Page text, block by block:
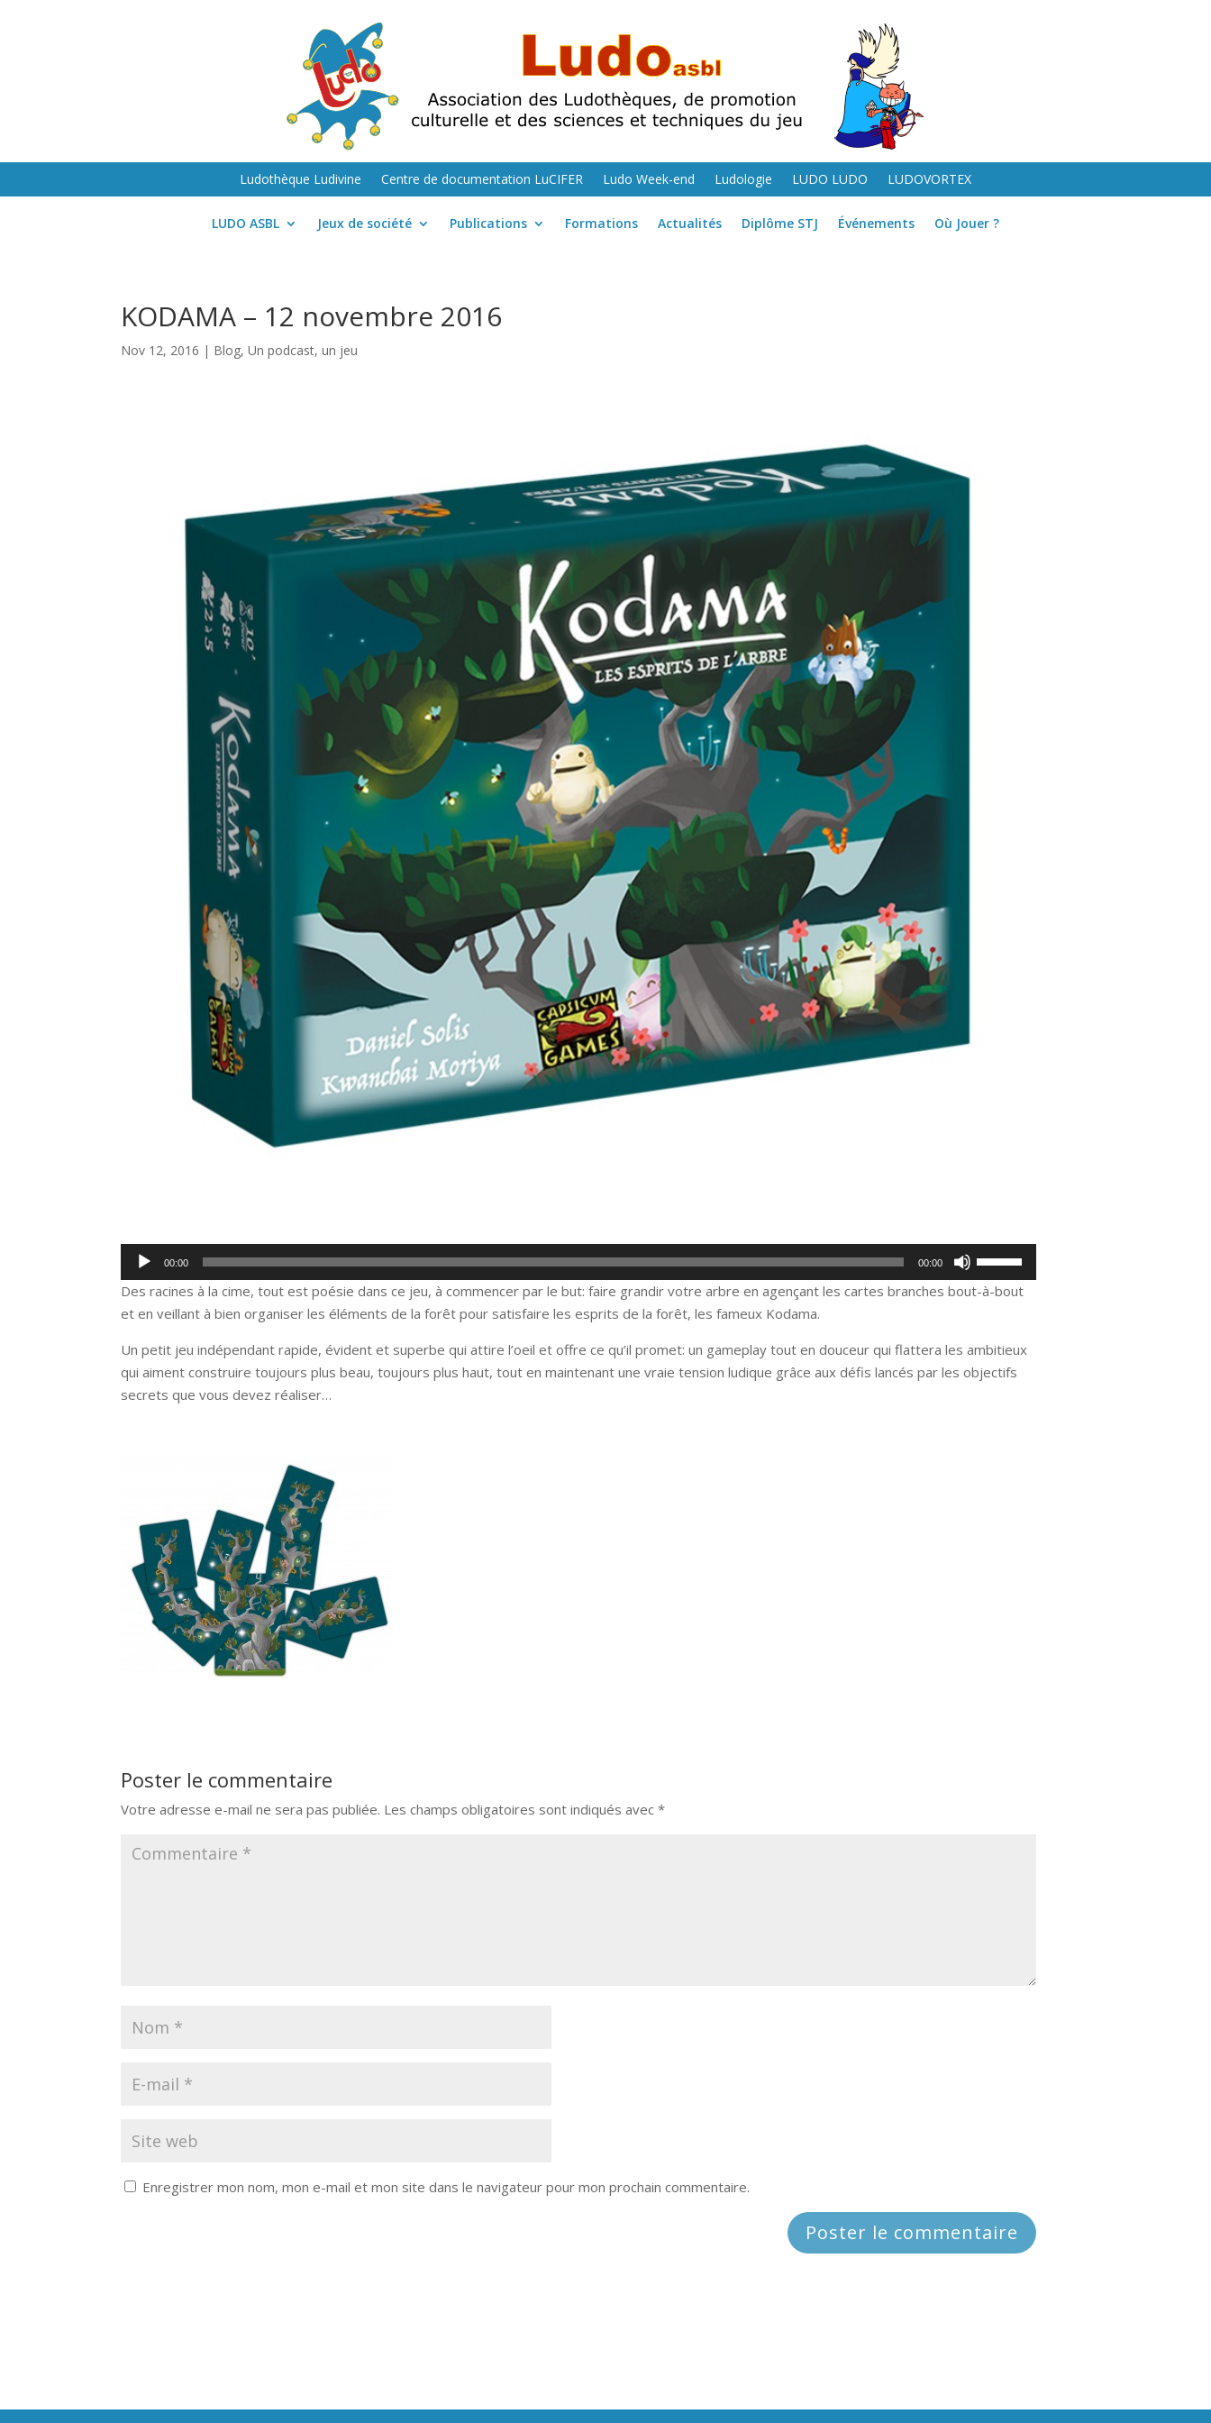
Ludothèque Ludivine Centre de documentation LuCIFER Ludo Week-end Ludologie LUDO LUDO LUDOVORTEX
LUDO ASBL Jeux de société Publications Formations Actualités Diplôme STJ Événements Où Jouer ?
KODAMA – 12 novembre 2016
Nov 12, 2016 | Blog,Un podcast, un jeu
Lecteur
audio
00:00 00:00
les
flèches
pour
augmenter
Des racines à la cime, tout est poésie dans ce jeu, à commencer par le but: faire grandir votre arbre en agençant les cartes branches bout-à-bout
et en veillant à bien organiser les éléments de la forêt pour satisfaire les esprits de la forêt, les fameux Kodama.
Un petit jeu indépendant rapide, évident et superbe qui attire l’oeil et offre ce qu’il promet: un gameplay tout en douceur qui flattera les ambitieux
qui aiment construire toujours plus beau, toujours plus haut, tout en maintenant une vraie tension ludique grâce aux défis lancés par les objectifs
secrets que vous devez réaliser…
Poster le commentaire
Votre adresse e-mail ne sera pas publiée. Les champs obligatoires sont indiqués avec*
Enregistrer mon nom, mon e-mail et mon site dans le navigateur pour mon prochain commentaire.